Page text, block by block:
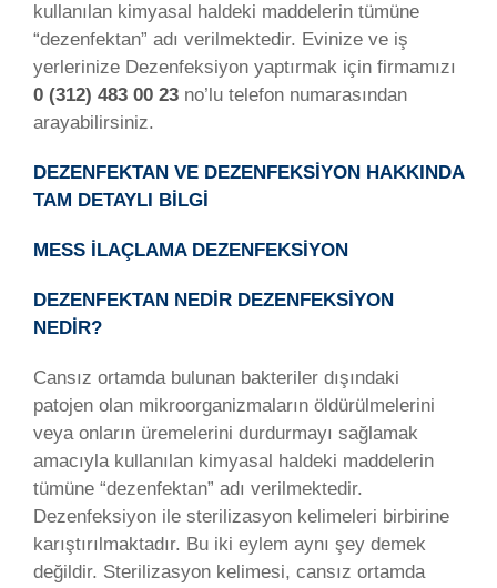
kullanılan kimyasal haldeki maddelerin tümüne
“dezenfektan” adı verilmektedir. Evinize ve iş
yerlerinize Dezenfeksiyon yaptırmak için firmamızı
0 (312) 483 00 23 no’lu telefon numarasından
arayabilirsiniz.
DEZENFEKTAN VE DEZENFEKSİYON HAKKINDA
TAM DETAYLI BİLGİ
MESS İLAÇLAMA DEZENFEKSİYON
DEZENFEKTAN NEDİR DEZENFEKSİYON
NEDİR?
Cansız ortamda bulunan bakteriler dışındaki
patojen olan mikroorganizmaların öldürülmelerini
veya onların üremelerini durdurmayı sağlamak
amacıyla kullanılan kimyasal haldeki maddelerin
tümüne “dezenfektan” adı verilmektedir.
Dezenfeksiyon ile sterilizasyon kelimeleri birbirine
karıştırılmaktadır. Bu iki eylem aynı şey demek
değildir. Sterilizasyon kelimesi, cansız ortamda